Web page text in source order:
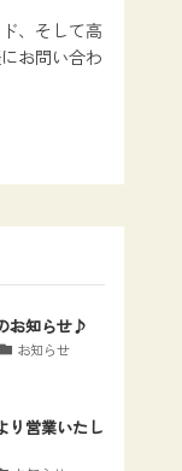
、そして高
お問い合わ
お知らせ♪
お知らせ
り営業いたし